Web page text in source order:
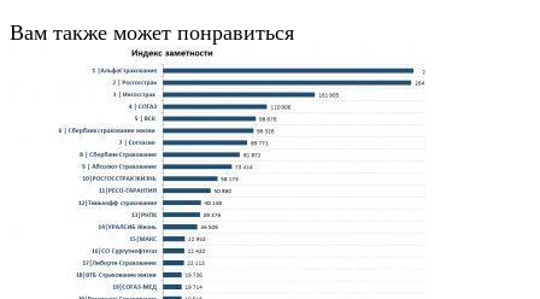
Вам также может понравиться